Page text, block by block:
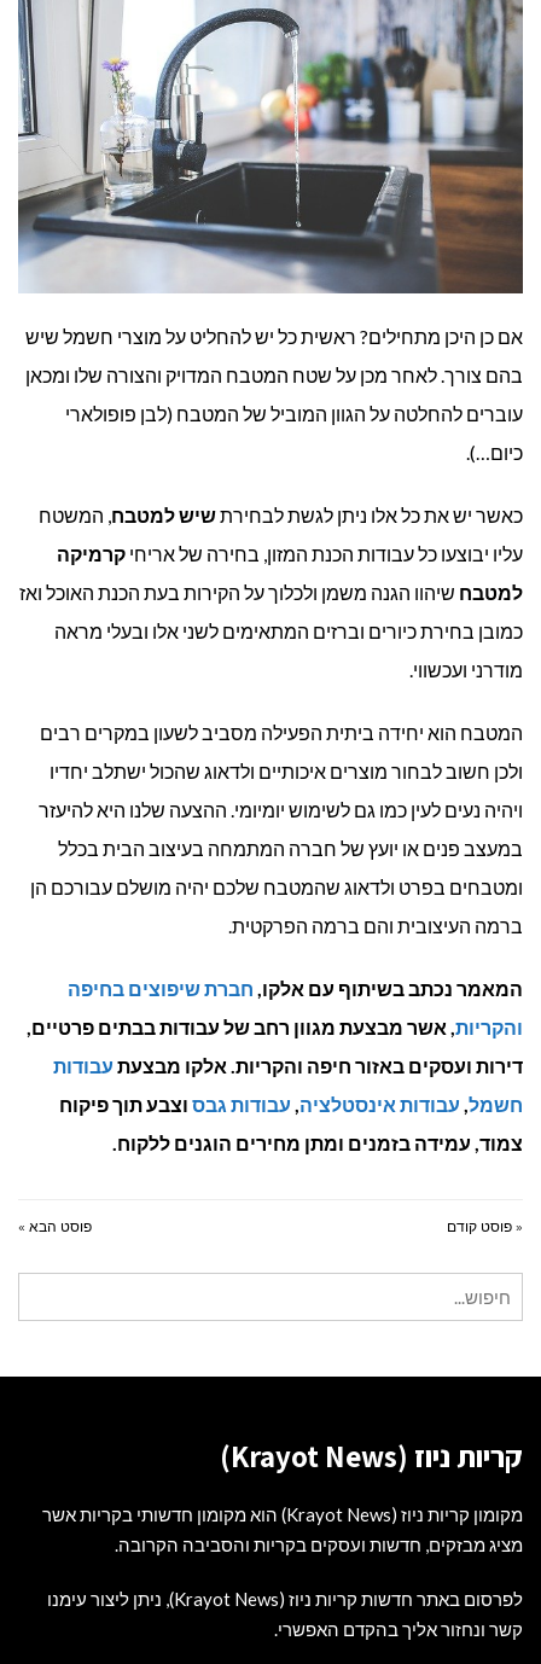
אם כן היכן מתחילים? ראשית כל יש להחליט על מוצרי חשמל שיש
בהם צורך. לאחר מכן על שטח המטבח המדויק והצורה שלו ומכאן
עוברים להחלטה על הגוון המוביל של המטבח (לבן פופולארי
כיום…).
כאשר יש את כל אלו ניתן לגשת לבחירתשיש למטבח, המשטח
עליו יבוצעו כל עבודות הכנת המזון, בחירה של אריחי קרמיקה
למטבח שיהוו הגנה משמן ולכלוך על הקירות בעת הכנת האוכל ואז
כמובן בחירת כיורים וברזים המתאימים לשני אלו ובעלי מראה
מודרני ועכשווי.
המטבח הוא יחידה ביתית הפעילה מסביב לשעון במקרים רבים
ולכן חשוב לבחור מוצרים איכותיים ולדאוג שהכול ישתלב יחדיו
ויהיה נעים לעין כמו גם לשימוש יומיומי. ההצעה שלנו היא להיעזר
במעצב פנים או יועץ של חברה המתמחה בעיצוב הבית בכלל
ומטבחים בפרט ולדאוג שהמטבח שלכם יהיה מושלם עבורכם הן
ברמה העיצובית והם ברמה הפרקטית.
המאמר נכתב בשיתוף עם אלקו, חברת שיפוצים בחיפה
והקריות, אשר מבצעת מגוון רחב של עבודות בבתים פרטיים,
דירות ועסקים באזור חיפה והקריות. אלקו מבצעת עבודות
חשמל, עבודות אינסטלציה, עבודות גבס וצבע תוך פיקוח
צמוד, עמידה בזמנים ומתן מחירים הוגנים ללקוח.
« פוסט קודם פוסט הבא »
עבור:
קריות ניוז (Krayot News)
מקומון קריות ניוז (Krayot News) הוא מקומון חדשותי בקריות אשר
מציג מבזקים, חדשות ועסקים בקריות והסביבה הקרובה.
לפרסום באתר חדשות קריות ניוז (Krayot News), ניתן ליצור עימנו
קשר ונחזור אליך בהקדם האפשרי.